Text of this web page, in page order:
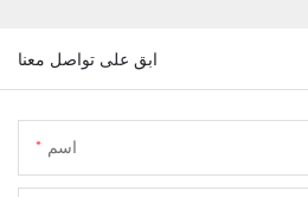
ابق على تواصل معنا
اسم